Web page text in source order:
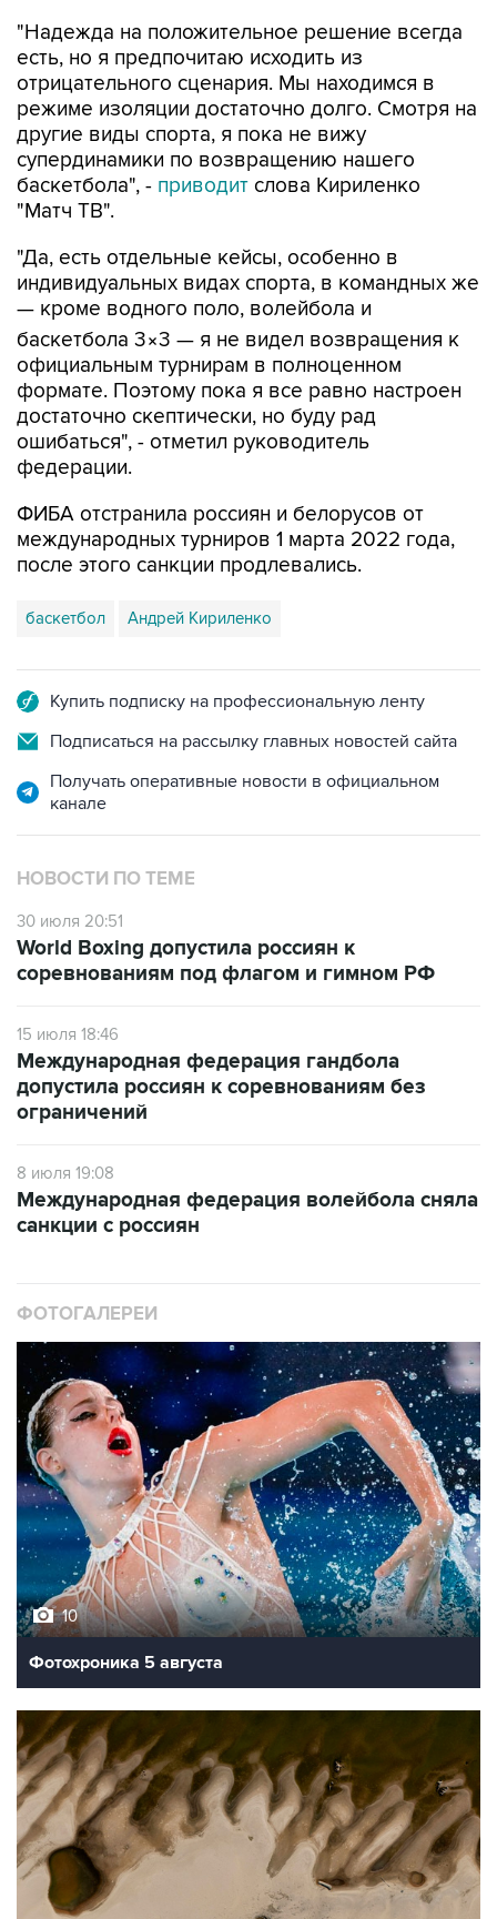
"Надежда на положительное решение всегда
есть, но я предпочитаю исходить из
отрицательного сценария. Мы находимся в
режиме изоляции достаточно долго. Смотря на
другие виды спорта, я пока не вижу
супердинамики по возвращению нашего
баскетбола", - приводит слова Кириленко
"Матч ТВ".
"Да, есть отдельные кейсы, особенно в
индивидуальных видах спорта, в командных же
— кроме водного поло, волейбола и
баскетбола 3×3 — я не видел возвращения к
официальным турнирам в полноценном
формате. Поэтому пока я все равно настроен
достаточно скептически, но буду рад
ошибаться", - отметил руководитель
федерации.
ФИБА отстранила россиян и белорусов от
международных турниров 1 марта 2022 года,
после этого санкции продлевались.
баскетбол Андрей Кириленко
Купить подписку на профессиональную ленту
Подписаться на рассылку главных новостей сайта
Получать оперативные новости в официальном
канале
НОВОСТИ ПО ТЕМЕ
30 июля 20:51
World Boxing допустила россиян к
соревнованиям под флагом и гимном РФ
15 июля 18:46
Международная федерация гандбола
допустила россиян к соревнованиям без
ограничений
8 июля 19:08
Международная федерация волейбола сняла
санкции с россиян
ФОТОГАЛЕРЕИ
10
Фотохроника 5 августа